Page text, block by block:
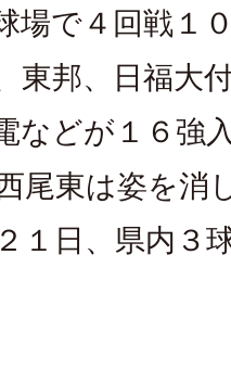
場で４回戦１
東邦、日福大
などが１６強
尾東は姿を消
１日、県内３